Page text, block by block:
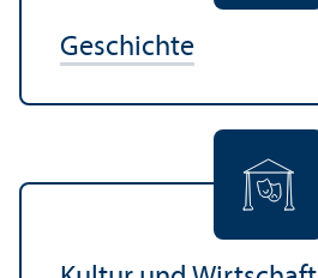
Geschichte